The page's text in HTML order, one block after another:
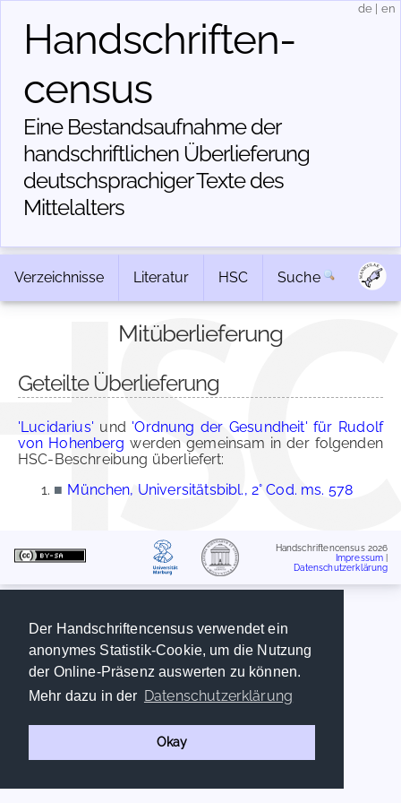
Der Handschriftencensus verwendet ein
anonymes Statistik-Cookie, um die Nutzung
der Online-Präsenz auswerten zu können.
Mehr dazu in der Datenschutzerklärung
Okay
Handschriften­
census
Eine Bestandsaufnahme der
handschriftlichen Über­lieferung
deutschsprachiger Texte des
Mittelalters
de en
Verzeichnisse Literatur HSC Suche
Mitüberlieferung
Geteilte Überlieferung
'Lucidarius' und 'Ordnung der Gesundheit' für Rudolf
von Hohenberg werden gemeinsam in der folgenden
HSC-Beschreibung überliefert:
■ München, Universitätsbibl., 2° Cod. ms. 578
Handschriftencensus 2026
Impressum
Datenschutzerklärung